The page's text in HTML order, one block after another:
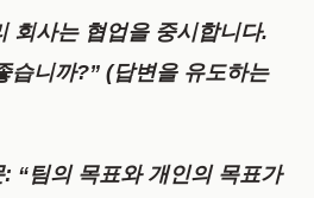
회사는 협업을 중시합니다.
습니까?” (답변을 유도하는
: “팀의 목표와 개인의 목표가